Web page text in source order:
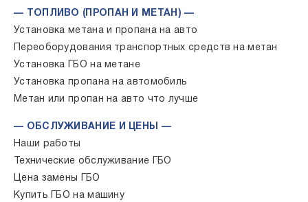
— ТОПЛИВО (ПРОПАН И МЕТАН) —
Установка метана и пропана на авто
Переоборудования транспортных средств на метан
Установка ГБО на метане
Установка пропана на автомобиль
Метан или пропан на авто что лучше
— ОБСЛУЖИВАНИЕ И ЦЕНЫ —
Наши работы
Технические обслуживание ГБО
Цена замены ГБО
Купить ГБО на машину